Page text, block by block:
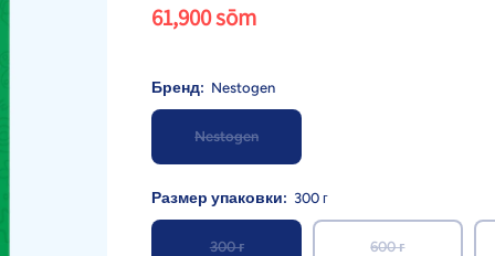
61,900 sōm
Бренд: Nestogen
Nestogen
Размер упаковки: 300 г
300 г 600 г